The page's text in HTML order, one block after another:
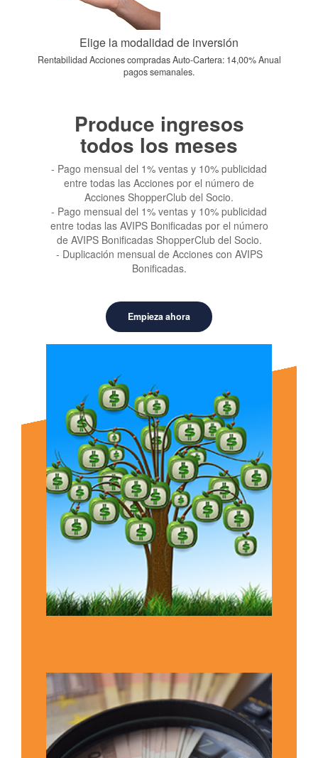
Elige la modalidad de inversión
Rentabilidad Acciones compradas Auto-Cartera: 14,00% Anual
pagos semanales.
Produce ingresos
todos los meses
- Pago mensual del 1% ventas y 10% publicidad
entre todas las Acciones por el número de
Acciones ShopperClub del Socio.
- Pago mensual del 1% ventas y 10% publicidad
entre todas las AVIPS Bonificadas por el número
de AVIPS Bonificadas ShopperClub del Socio.
- Duplicación mensual de Acciones con AVIPS
Bonificadas.
Empieza ahora